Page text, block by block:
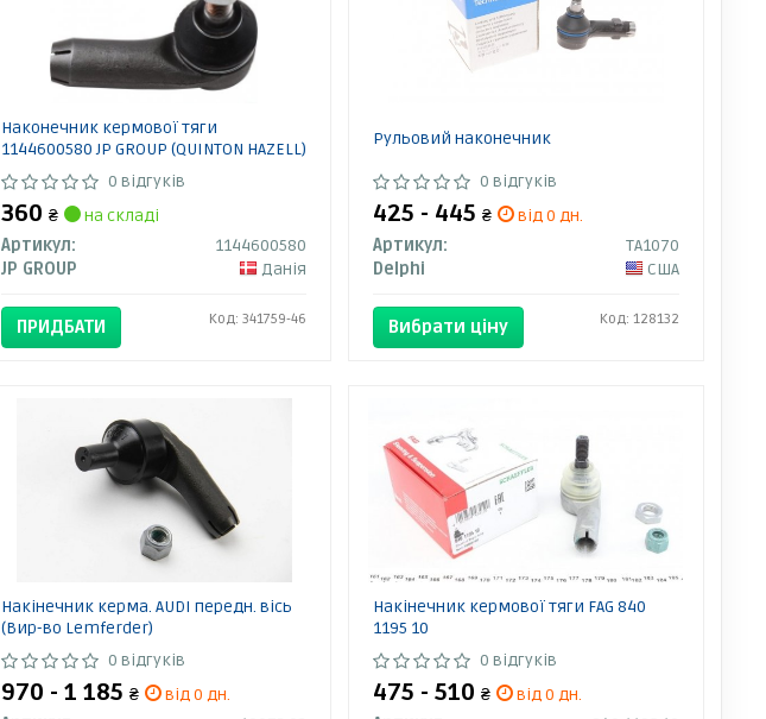
Наконечник кермової тяги
1144600580 JP GROUP (QUINTON HAZELL)
0 відгуків
360 ₴
на складі
Артикул:
1144600580
JP GROUP
Данія
ПРИДБАТИ Код: 341759-46
Рульовий наконечник
0 відгуків
425 - 445₴
від 0 дн.
Артикул:
TA1070
Delphi
США
Вибрати ціну Код: 128132
Накінечник керма. AUDI передн. вісь
(Вир-во Lemferder)
0 відгуків
970 - 1 185 ₴
від 0 дн.
Накінечник кермової тяги FAG 840
1195 10
0 відгуків
475 - 510₴
від 0 дн.